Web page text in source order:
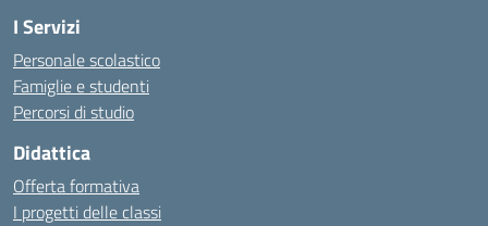
I Servizi
Personale scolastico
Famiglie e studenti
Percorsi di studio
Didattica
Offerta formativa
I progetti delle classi